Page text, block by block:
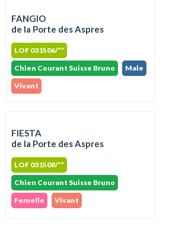
FANGIO
de la Porte des Aspres
LOF 031506/**
Chien Courant Suisse Bruno
Male
Vivant
FIESTA
de la Porte des Aspres
LOF 031508/**
Chien Courant Suisse Bruno
Femelle
Vivant